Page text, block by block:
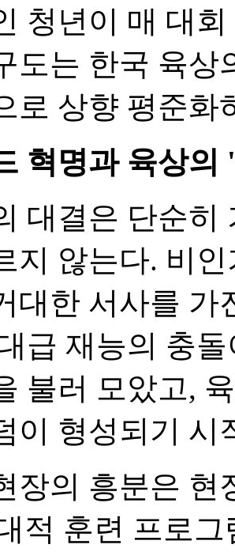
청년이 매 대
도는 한국 육상
로 상향 평준화
혁명과 육상의
대결은 단순히
지 않는다. 비
대한 서사를
급 재능의 충
불러 모았고,
이 형성되기 시
장의 흥분은 현
적 훈련 프로